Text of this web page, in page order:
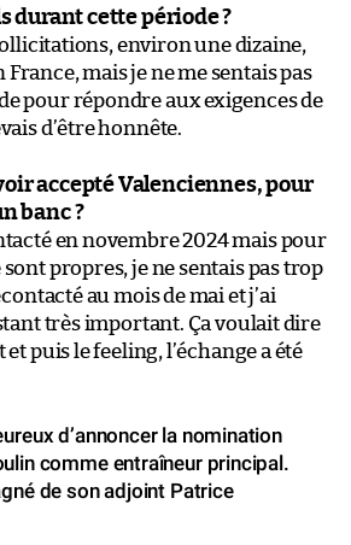
durant cette période ?
environ une dizaine,
mais je ne me sentais pas
pour répondre aux exigences de
d’être honnête.
accepté Valenciennes, pour
banc ?
en novembre 2024 mais pour
propres, je ne sentais pas trop
au mois de mai et j’ai
très important. Ça voulait dire
puis le feeling, l’échange a été
d’annoncer la nomination
comme entraîneur principal.
de son adjoint Patrice